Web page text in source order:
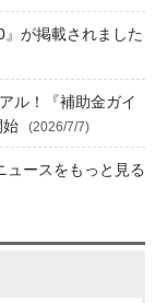
が掲載されました
ル！『補助金ガイ
始
(2026/7/7)
ュースをもっと見る